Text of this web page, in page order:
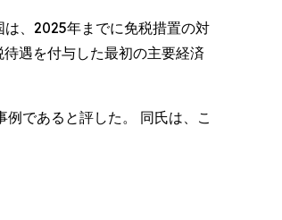
、2025年までに免税措置の対
遇を付与した最初の主要経済
であると評した。 同氏は、こ